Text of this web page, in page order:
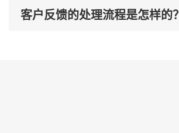
客户反馈的处理流程是怎样的？